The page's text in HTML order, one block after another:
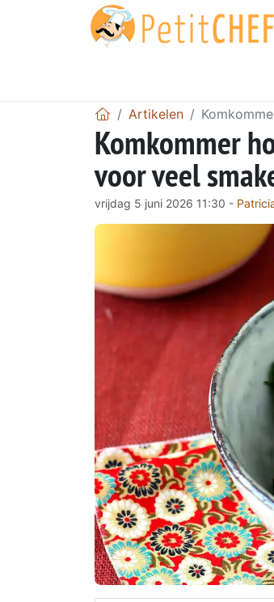
Artikelen
Komkommer
voor veel
vrijdag 5 juni 2026 11:30 -